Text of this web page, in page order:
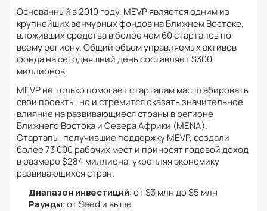
Основанный в 2010 году, MEVP является одним из
крупнейших венчурных фондов на Ближнем Востоке,
вложивших средства в более чем 60 стартапов по
всему региону. Общий объем управляемых активов
фонда на сегодняшний день составляет $300
миллионов.
MEVP не только помогает стартапам масштабировать
свои проекты, но и стремится оказать значительное
влияние на развивающиеся страны в регионе
Ближнего Востока и Севера Африки (MENA).
Стартапы, получившие поддержку MEVP, создали
более 73 000 рабочих мест и приносят годовой доход
в размере $284 миллиона, укрепляя экономику
развивающихся стран.
Диапазон инвестиций: от $3 млн до $5 млн
Раунды: от Seed и выше